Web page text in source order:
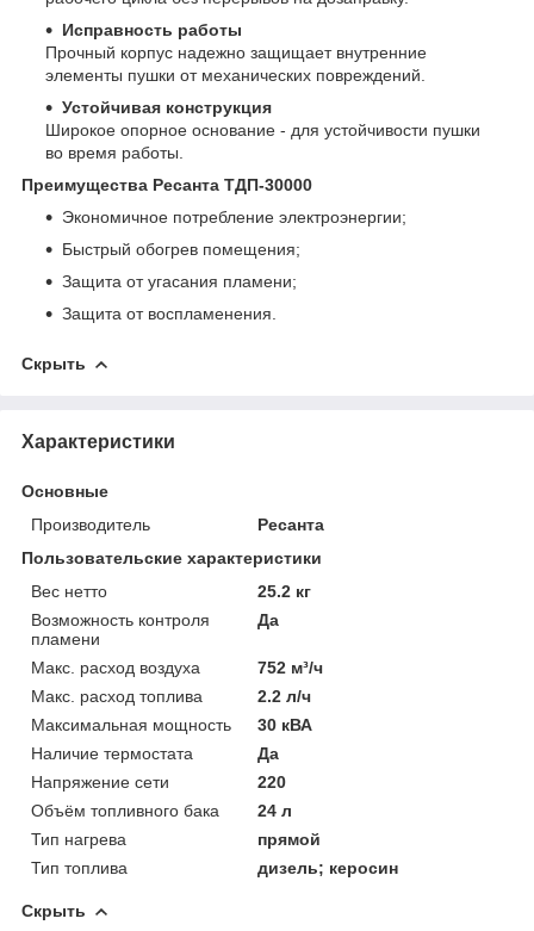
Исправность работы
Прочный корпус надежно защищает внутренние
элементы пушки от механических повреждений.
Устойчивая конструкция
Широкое опорное основание - для устойчивости пушки
во время работы.
Преимущества Ресанта ТДП-30000
Экономичное потребление электроэнергии;
Быстрый обогрев помещения;
Защита от угасания пламени;
Защита от воспламенения.
Скрыть
Характеристики
Основные
Производитель
Ресанта
Пользовательские характеристики
Вес нетто
25.2 кг
Возможность контроля
пламени
Да
Макс. расход воздуха
752 м³/ч
Макс. расход топлива
2.2 л/ч
Максимальная мощность
30 кВА
Наличие термостата
Да
Напряжение сети
220
Объём топливного бака
24 л
Тип нагрева
прямой
Тип топлива
дизель; керосин
Скрыть